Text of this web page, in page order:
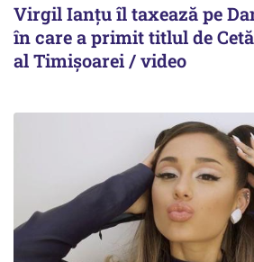
Virgil Ianțu îl taxează pe
în care a primit titlul de
al Timișoarei / video